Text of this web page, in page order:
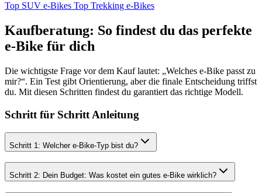
Top SUV e-Bikes Top Trekking e-Bikes
Kaufberatung: So findest du das perfekte
e-Bike für dich
Die wichtigste Frage vor dem Kauf lautet: „Welches e-Bike passt zu
mir?“. Ein Test gibt Orientierung, aber die finale Entscheidung triffst
du. Mit diesen Schritten findest du garantiert das richtige Modell.
Schritt für Schritt Anleitung
Schritt 1: Welcher e-Bike-Typ bist du?
Schritt 2: Dein Budget: Was kostet ein gutes e-Bike wirklich?